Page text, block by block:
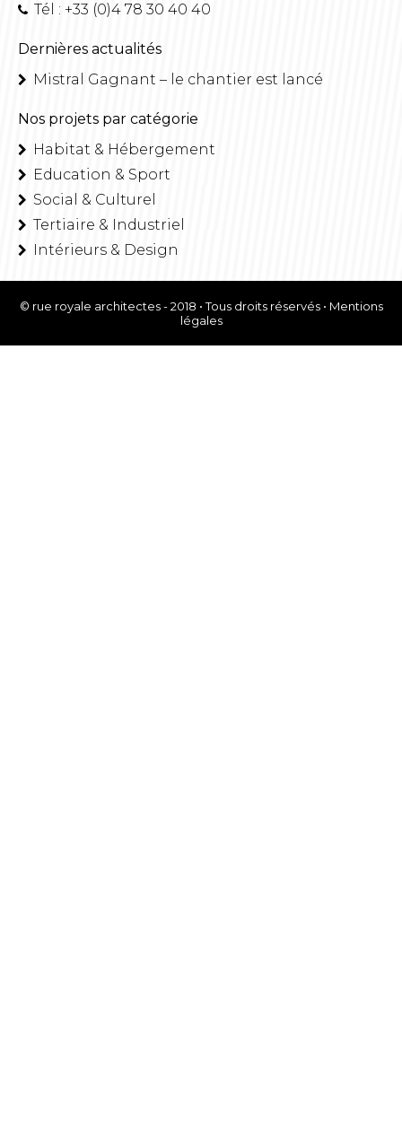
Tél : +33 (0)4 78 30 40 40
Dernières actualités
Mistral Gagnant – le chantier est lancé
Nos projets par catégorie
Habitat & Hébergement
Education & Sport
Social & Culturel
Tertiaire & Industriel
Intérieurs & Design
© rue royale architectes - 2018 • Tous droits réservés • Mentions
légales